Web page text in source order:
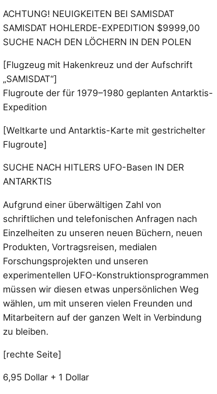
ACHTUNG! NEUIGKEITEN BEI SAMISDAT
SAMISDAT HOHLERDE-EXPEDITION $9999,00
SUCHE NACH DEN LÖCHERN IN DEN POLEN
[Flugzeug mit Hakenkreuz und der Aufschrift
„SAMISDAT“]
Flugroute der für 1979–1980 geplanten Antarktis-
Expedition
[Weltkarte und Antarktis-Karte mit gestrichelter
Flugroute]
SUCHE NACH HITLERS UFO-Basen IN DER
ANTARKTIS
Aufgrund einer überwältigen Zahl von
schriftlichen und telefonischen Anfragen nach
Einzelheiten zu unseren neuen Büchern, neuen
Produkten, Vortragsreisen, medialen
Forschungsprojekten und unseren
experimentellen UFO-Konstruktionsprogrammen
müssen wir diesen etwas unpersönlichen Weg
wählen, um mit unseren vielen Freunden und
Mitarbeitern auf der ganzen Welt in Verbindung
zu bleiben.
[rechte Seite]
6,95 Dollar + 1 Dollar